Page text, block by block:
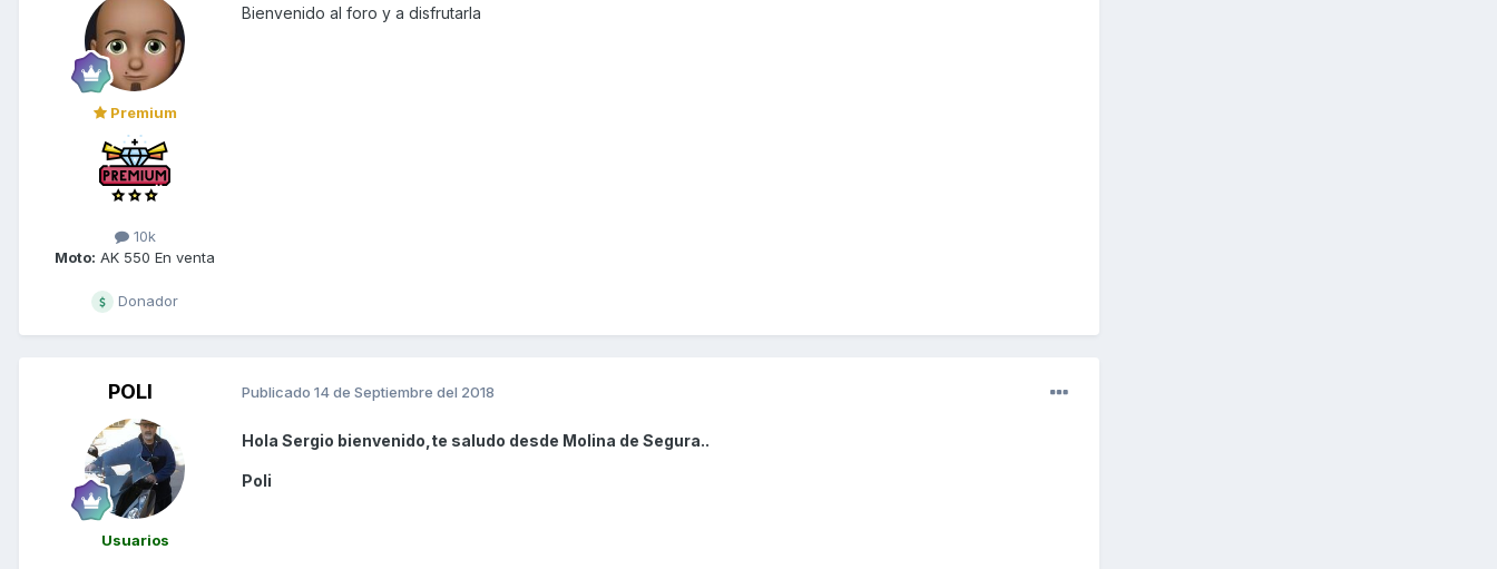
Premium
10k
Moto: AK 550 En venta
Donador
Bienvenido al foro y a disfrutarla
POLI
Usuarios
Publicado 14 de Septiembre del 2018
Hola Sergio bienvenido,te saludo desde Molina de Segura..
Poli